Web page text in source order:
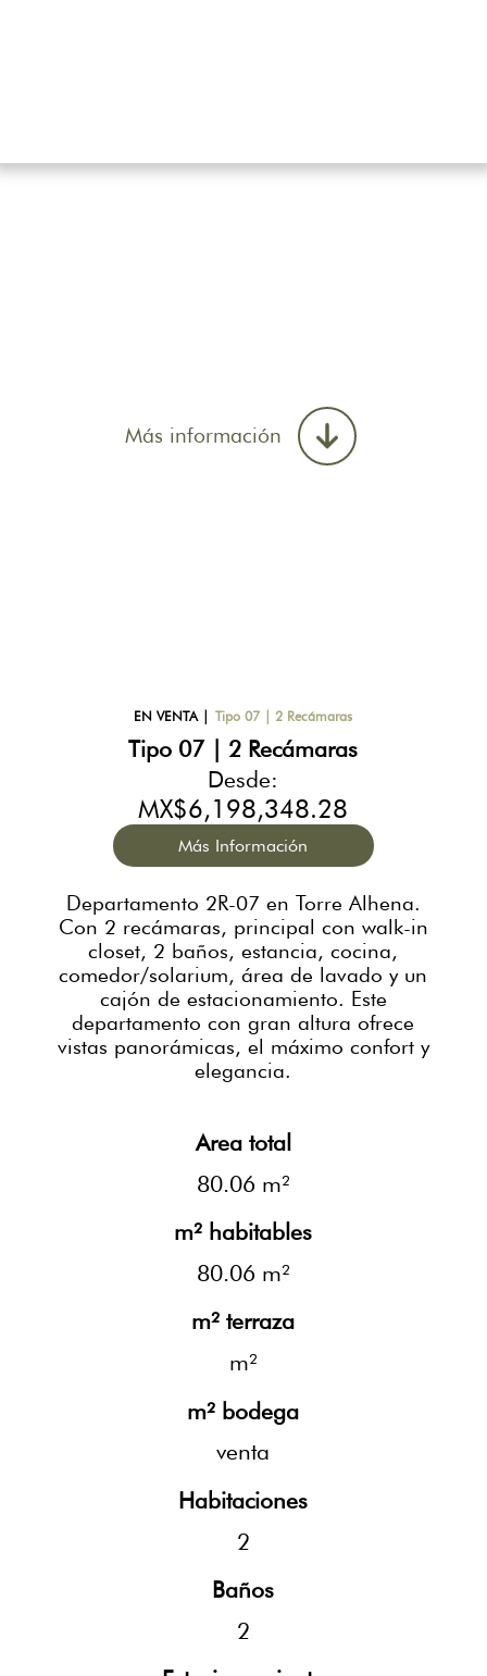
Más información
EN VENTA Tipo 07 | 2 Recámaras
Tipo 07 | 2 Recámaras
Desde:
MX$6,198,348.28
Más Información
Departamento 2R-07 en Torre Alhena.
Con 2 recámaras, principal con walk-in
closet, 2 baños, estancia, cocina,
comedor/solarium, área de lavado y un
cajón de estacionamiento. Este
departamento con gran altura ofrece
vistas panorámicas, el máximo confort y
elegancia.
Area total
80.06 m²
m² habitables
80.06 m²
m² terraza
m²
m² bodega
venta
Habitaciones
2
Baños
2